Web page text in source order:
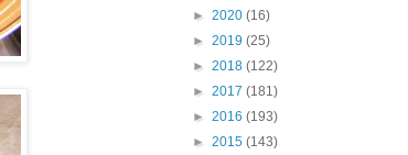
► 2020 (16)
► 2019 (25)
► 2018 (122)
► 2017 (181)
► 2016 (193)
► 2015 (143)